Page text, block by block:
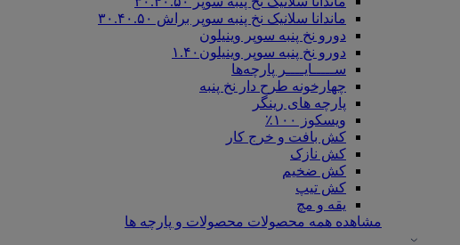
ماندانا سلانیک نخ پنبه سوپر براش ۳۰.۴۰.۵۰
دورو نخ پنبه سوپر وینیلون
دورو نخ پنبه سوپر وینیلون۱.۴۰
ســـــایــــر پارچه‌ها
چهارخونه طرح دار نخ پنبه
پارچه های رینگر
ویسکوز ۱۰۰٪
کش بافت و خرج کار
کش نازک
کش ضخیم
کش تیپ
یقه و مچ
مشاهده همه محصولات محصولات و پارچه ها